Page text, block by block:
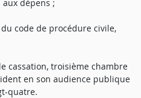
aux dépens ;
code de procédure civile,
cassation, troisième chambre
en son audience publique
quatre.